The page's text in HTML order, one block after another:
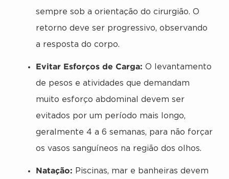
sempre sob a orientação do cirurgião. O
retorno deve ser progressivo, observando
a resposta do corpo.
Evitar Esforços de Carga: O levantamento
de pesos e atividades que demandam
muito esforço abdominal devem ser
evitados por um período mais longo,
geralmente 4 a 6 semanas, para não forçar
os vasos sanguíneos na região dos olhos.
Natação: Piscinas, mar e banheiras devem